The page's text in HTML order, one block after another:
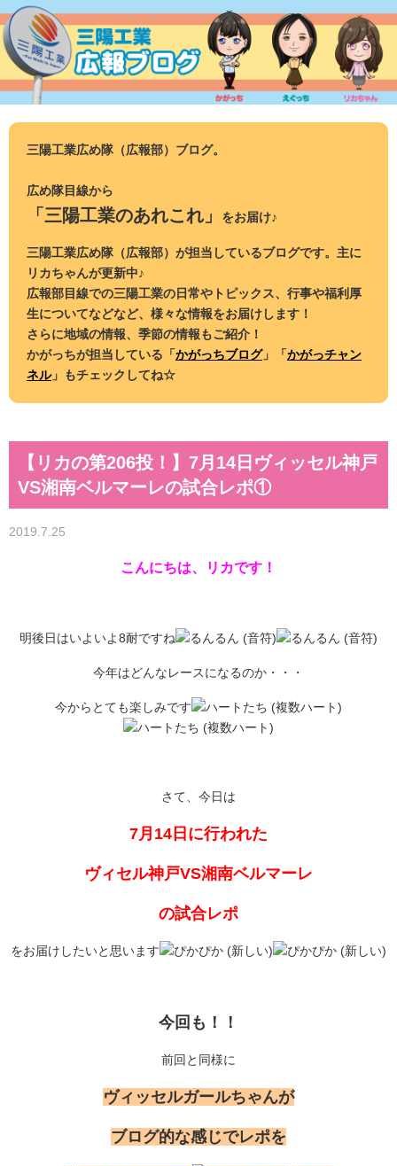
ン
テ
ツ
三陽工業広め隊（広報部）ブログ。
広め隊目線から
「三陽工業のあれこれ」 をお届け♪
三陽工業広め隊（広報部）が担当しているブログです。主に
リカちゃんが更新中♪
広報部目線での三陽工業の日常やトピックス、行事や福利厚
生についてなどなど、様々な情報をお届けします！
さらに地域の情報、季節の情報もご紹介！
かがっちが担当している「かがっちブログ」「かがっチャン
ネル」もチェックしてね☆
【リカの第206投！】7月14日ヴィッセル神戸
VS湘南ベルマーレの試合レポ①
2019.7.25
こんにちは、リカです！
明後日はいよいよ8耐ですね
今年はどんなレースになるのか・・・
今からとても楽しみです
さて、今日は
7月14日に行われた
ヴィセル神戸VS湘南ベルマーレ
の試合レポ
をお届けしたいと思います
今回も！！
前回と同様に
ヴィッセルガールちゃんが
ブログ的な感じでレポを